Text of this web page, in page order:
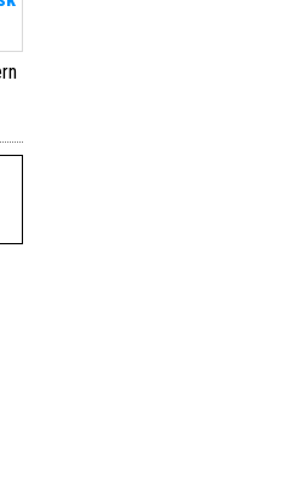
Este producto tiene múltiples